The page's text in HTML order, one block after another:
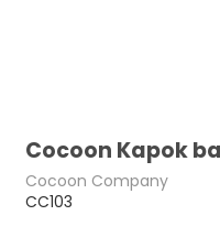
Cocoon Kapok
Cocoon Company
CC103